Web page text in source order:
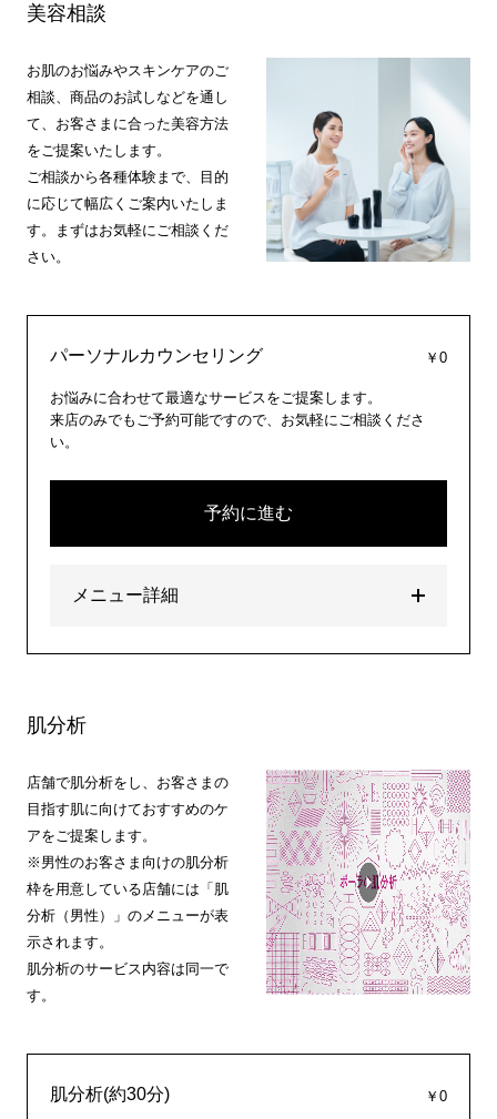
美容相談
お肌のお悩みやスキンケアのご
相談、商品のお試しなどを通し
て、お客さまに合った美容方法
をご提案いたします。
ご相談から各種体験まで、目的
に応じて幅広くご案内いたしま
す。まずはお気軽にご相談くだ
さい。
パーソナルカウンセリング ￥0
お悩みに合わせて最適なサービスをご提案します。
来店のみでもご予約可能ですので、お気軽にご相談くださ
い。
予約に進む
メニュー詳細
肌分析
店舗で肌分析をし、お客さまの
目指す肌に向けておすすめのケ
アをご提案します。
※男性のお客さま向けの肌分析
枠を用意している店舗には「肌
分析（男性）」のメニューが表
示されます。
肌分析のサービス内容は同一で
す。
肌分析(約30分) ￥0